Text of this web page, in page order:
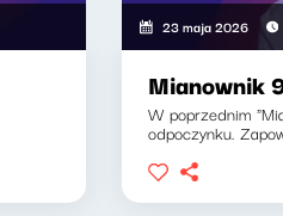
23 maja 2026
Mianownik
W poprzednim
odpoczynku.